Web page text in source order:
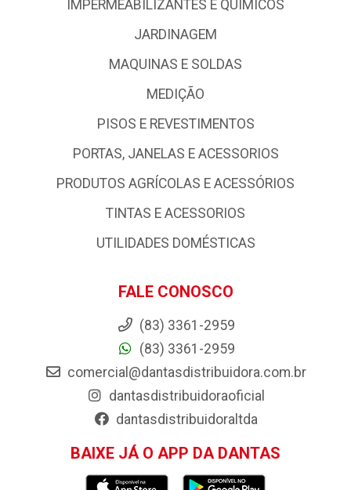
IMPERMEABILIZANTES E QUIMICOS
JARDINAGEM
MAQUINAS E SOLDAS
MEDIÇÃO
PISOS E REVESTIMENTOS
PORTAS, JANELAS E ACESSORIOS
PRODUTOS AGRÍCOLAS E ACESSÓRIOS
TINTAS E ACESSORIOS
UTILIDADES DOMÉSTICAS
FALE CONOSCO
(83) 3361-2959
(83) 3361-2959
comercial@dantasdistribuidora.com.br
dantasdistribuidoraoficial
dantasdistribuidoraltda
BAIXE JÁ O APP DA DANTAS